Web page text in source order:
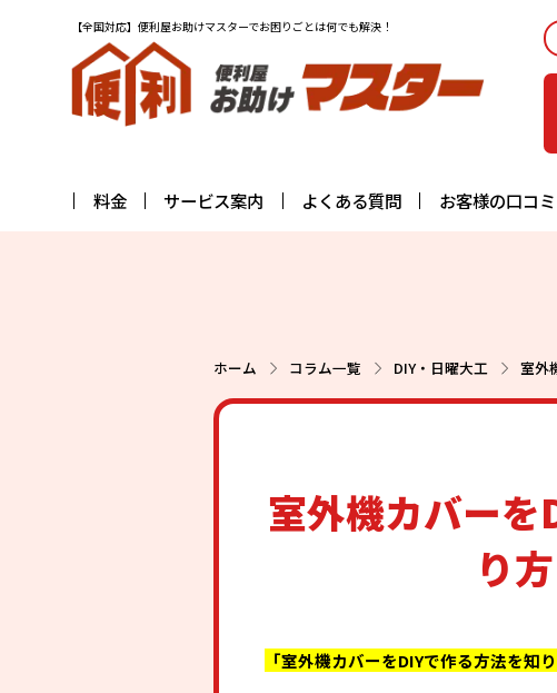
【全国対応】便利屋お助けマスターでお困りごとは何でも解決！
料金 サービス案内 よくある質問 お客様の口コミ
ホーム コラム一覧 DIY・日曜大工 室外
室外機カバー
り
「室外機カバーをDIYで作る方法を知